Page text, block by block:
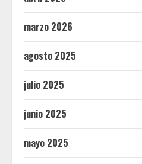
marzo 2026
agosto 2025
julio 2025
junio 2025
mayo 2025